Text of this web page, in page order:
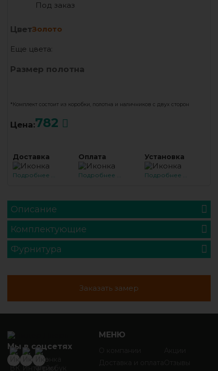
Под заказ
ЦветЗолото
Еще цвета:
Размер полотна
*Комплект состоит из коробки, полотна и наличников с двух сторон
Цена:782
Доставка
Подробнее ...
Оплата
Подробнее ...
Установка
Подробнее ...
Описание
Комплектующие
Фурнитура
Заказать замер
Мы в соцсетях
МЕНЮ